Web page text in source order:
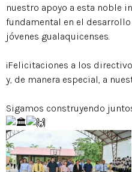
nuestro apoyo a esta noble
fundamental en el
jóvenes gualaquicenses.
¡Felicitaciones a los
y, de manera especial, a
Sigamos construyendo